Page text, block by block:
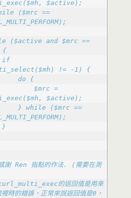
($mrc ==
and $mrc ==
=
($mrc ==
指點的作法. (需要在測
的返回值是用來
時的錯誤，正常來說返回值是0，